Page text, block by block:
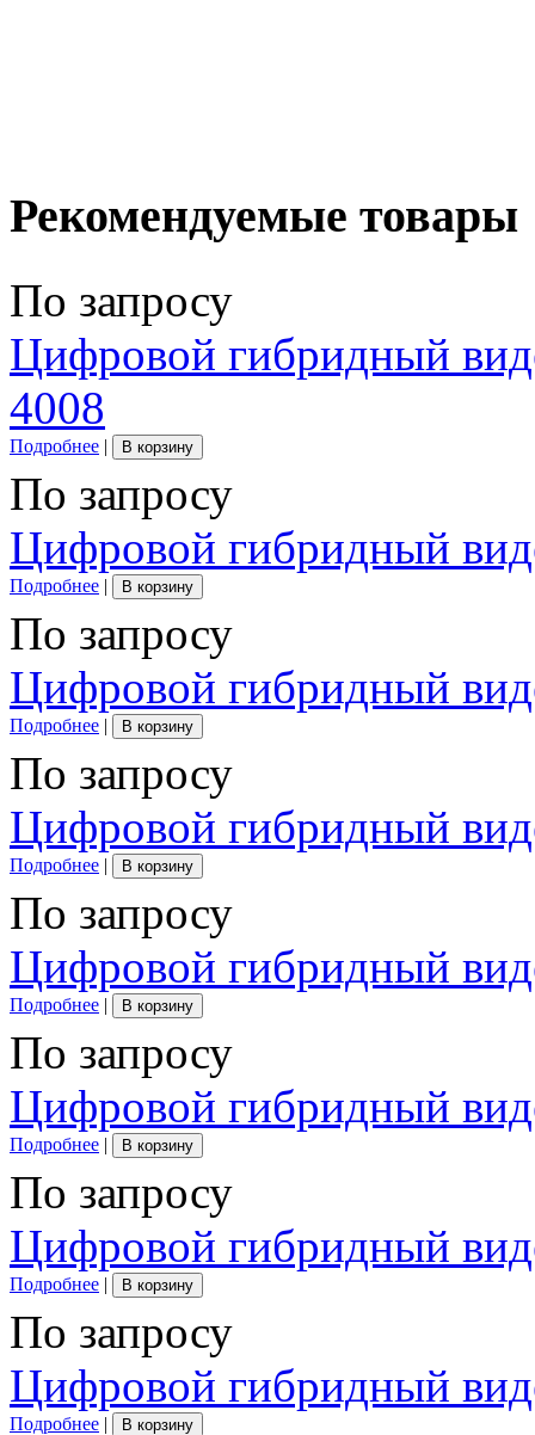
Рекомендуемые товары
По запросу
Цифровой гибридный
4008
Подробнее | В корзину
По запросу
Цифровой гибридный
Подробнее | В корзину
По запросу
Цифровой гибридный
Подробнее | В корзину
По запросу
Цифровой гибридный
Подробнее | В корзину
По запросу
Цифровой гибридный
Подробнее | В корзину
По запросу
Цифровой гибридный
Подробнее | В корзину
По запросу
Цифровой гибридный
Подробнее | В корзину
По запросу
Цифровой гибридный
Подробнее | В корзину